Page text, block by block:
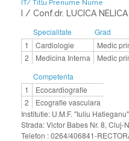
IT/ Titlu Prenume Nume
I / Conf.dr. LUCICA
Specialitate
Grad
1
Cardiologie
Medic
2
Medicina Interna
Medic
Competenta
1
Ecocardiografie
2
Ecografie vasculara
Institutie: U.M.F. "Iuliu
Strada: Victor Babes Nr. 8, Cluj-
Telefon : 0264/406841-